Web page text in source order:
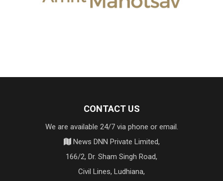
CONTACT US
We are available 24/7 via phone or email.
News DNN Private Limited,
166/2, Dr. Sham Singh Road,
Civil Lines, Ludhiana,